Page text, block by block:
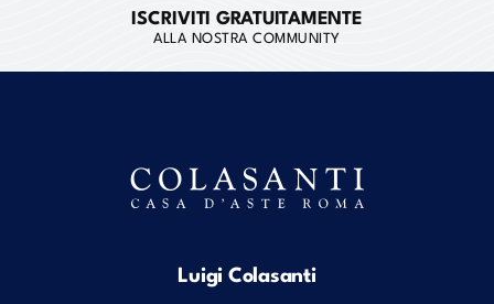
ISCRIVITI GRATUITAMENTE
ALLA NOSTRA COMMUNITY
Luigi Colasanti